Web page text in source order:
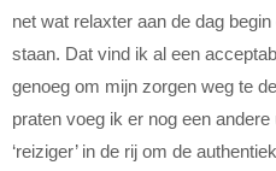
net wat relaxter aan de dag
staan. Dat vind ik al een
genoeg om mijn zorgen weg te
praten voeg ik er nog een
‘reiziger’ in de rij om de